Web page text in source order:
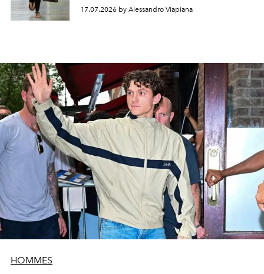
17.07.2026 by Alessandro Viapiana
HOMMES